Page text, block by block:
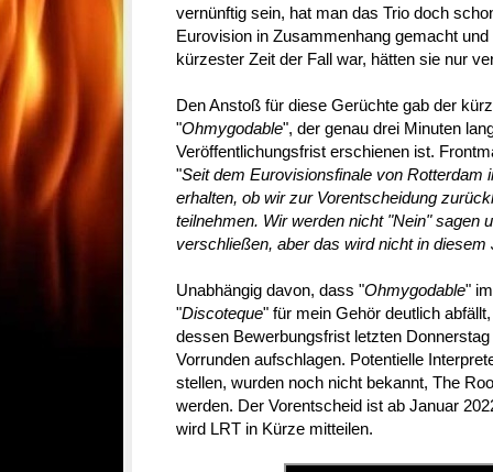
vernünftig sein, hat man das Trio doch
Eurovision in Zusammenhang gemacht
kürzester Zeit der Fall war, hätten sie nur
Den Anstoß für diese Gerüchte gab der
"Ohmygodable", der genau drei Minuten
Veröffentlichungsfrist erschienen ist.
"Seit dem Eurovisionsfinale von Rotterdam
erhalten, ob wir zur Vorentscheidung
teilnehmen. Wir werden nicht "Nein" sagen
verschließen, aber das wird nicht in diesem
Unabhängig davon, dass "Ohmygodable"
"Discoteque" für mein Gehör deutlich
dessen Bewerbungsfrist letzten
Vorrunden aufschlagen. Potentielle
stellen, wurden noch nicht bekannt, The
werden. Der Vorentscheid ist ab Januar
wird LRT in Kürze mitteilen.